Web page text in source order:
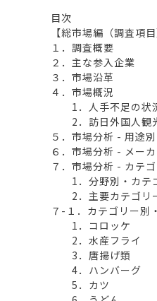
目次
【総市場編（調査項目
１．調査概要
２．主な参入企業
３．市場沿革
４．市場概況
1．人手不足の状
2．訪日外国人観
５．市場分析 - 用途別
６．市場分析 - メー
７．市場分析 - カテ
1．分野別・カテ
2．主要カテゴリ
７-１．カテゴリー別
1．コロッケ
2．水産フライ
3．唐揚げ類
4．ハンバーグ
5．カツ